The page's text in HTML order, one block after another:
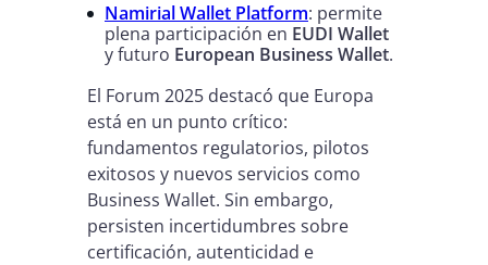
Namirial Wallet Platform: permite
plena participación en EUDI Wallet
y futuro European Business Wallet.
El Forum 2025 destacó que Europa
está en un punto crítico:
fundamentos regulatorios, pilotos
exitosos y nuevos servicios como
Business Wallet. Sin embargo,
persisten incertidumbres sobre
certificación, autenticidad e